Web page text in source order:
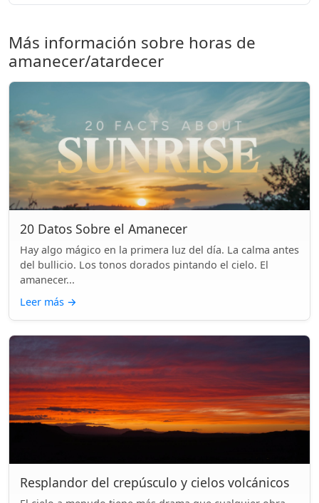
Más información sobre horas de
amanecer/atardecer
20 Datos Sobre el Amanecer
Hay algo mágico en la primera luz del día. La calma antes
del bullicio. Los tonos dorados pintando el cielo. El
amanecer...
Leer más →
Resplandor del crepúsculo y cielos volcánicos